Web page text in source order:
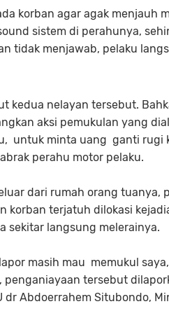
korban agar agak menjauh
sistem di perahunya,
tidak menjawab, pelaku
kedua nelayan tersebut.
aksi pemukulan yang
untuk minta uang ganti rugi
perahu motor pelaku.
dari rumah orang
korban terjatuh dilokasi
sekitar langsung melerainya.
masih mau memukul
tersebut
dr Abdoerrahem Situbondo,